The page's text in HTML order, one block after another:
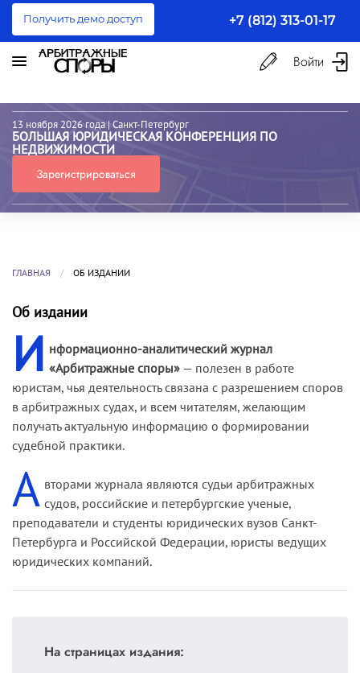
Получить демо доступ +7 (812) 313-01-17
Войти
13 ноября 2026 года | Санкт-Петербург
БОЛЬШАЯ ЮРИДИЧЕСКАЯ КОНФЕРЕНЦИЯ ПО
НЕДВИЖИМОСТИ
Зарегистрироваться
ГЛАВНАЯ ОБ ИЗДАНИИ
Об издании
И нформационно-аналитический журнал
«Арбитражные споры» — полезен в работе
юристам, чья деятельность связана с разрешением споров
в арбитражных судах, и всем читателям, желающим
получать актуальную информацию о формировании
судебной практики.
А вторами журнала являются судьи арбитражных
судов, российские и петербургские ученые,
преподаватели и студенты юридических вузов Санкт-
Петербурга и Российской Федерации, юристы ведущих
юридических компаний.
На страницах издания: